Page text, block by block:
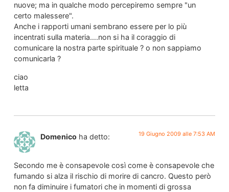
nuove; ma in qualche modo percepiremo sempre "un
certo malessere".
Anche i rapporti umani sembrano essere per lo più
incentrati sulla materia….non si ha il coraggio di
comunicare la nostra parte spirituale ? o non sappiamo
comunicarla ?
ciao
letta
Domenico ha detto: 19 Giugno 2009 alle 7:53 AM
Secondo me è consapevole così come è consapevole che
fumando si alza il rischio di morire di cancro. Questo però
non fa diminuire i fumatori che in momenti di grossa